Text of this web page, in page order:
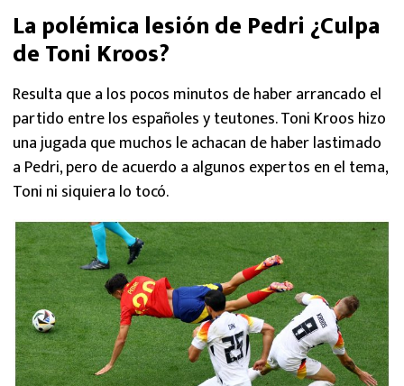
La polémica lesión de Pedri ¿Culpa
de Toni Kroos?
Resulta que a los pocos minutos de haber arrancado el
partido entre los españoles y teutones. Toni Kroos hizo
una jugada que muchos le achacan de haber lastimado
a Pedri, pero de acuerdo a algunos expertos en el tema,
Toni ni siquiera lo tocó.